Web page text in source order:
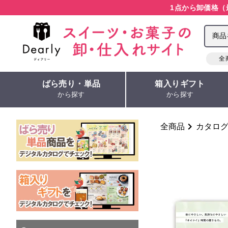
1点から卸価格
全
ばら売り・単品
から探す
箱入りギフト
から探す
全商品 カタロ